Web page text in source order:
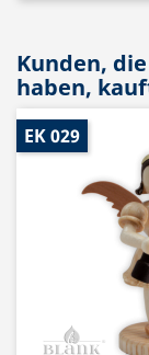
Kunden,
haben,
EK 029